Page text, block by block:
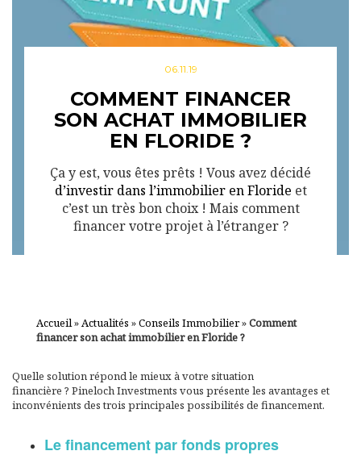
06.11.19
COMMENT FINANCER
SON ACHAT IMMOBILIER
EN FLORIDE ?
Ça y est, vous êtes prêts ! Vous avez décidé
d’investir dans l’immobilier en Floride et
c’est un très bon choix ! Mais comment
financer votre projet à l’étranger ?
Accueil»Actualités »Conseils Immobilier»Comment
financer son achat immobilier en Floride ?
Quelle solution répond le mieux à votre situation
financière ? Pineloch Investments vous présente les avantages et
inconvénients des trois principales possibilités de financement.
Le financement par fonds propres